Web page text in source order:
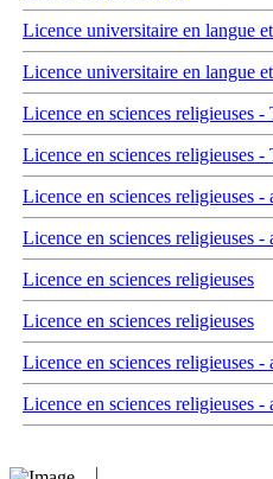
Licence universitaire en langue
Licence universitaire en langue
Licence en sciences religieuses -
Licence en sciences religieuses -
Licence en sciences religieuses -
Licence en sciences religieuses -
Licence en sciences religieuses
Licence en sciences religieuses
Licence en sciences religieuses -
Licence en sciences religieuses -